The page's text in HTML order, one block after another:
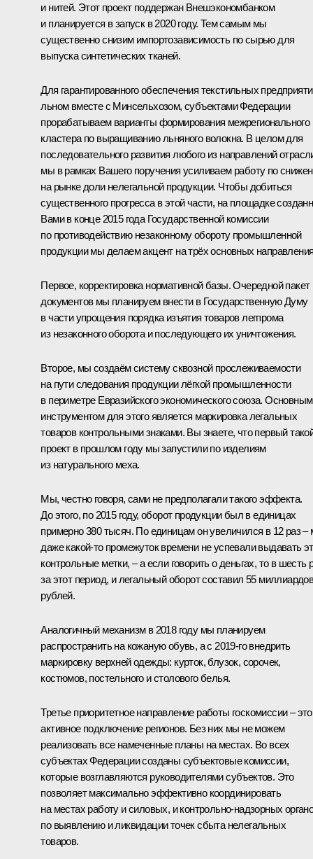
и нитей. Этот проект поддержан Внешэкономбанком
и планируется в запуск в 2020 году. Тем самым мы
существенно снизим импортозависимость по сырью для
выпуска синтетических тканей.
Для гарантированного обеспечения текстильных
льном вместе с Минсельхозом, субъектами Федерации
прорабатываем варианты формирования межрегионального
кластера по выращиванию льняного волокна. В целом для
последовательного развития любого из направлений
мы в рамках Вашего поручения усиливаем работу по
на рынке доли нелегальной продукции. Чтобы добиться
существенного прогресса в этой части, на площадке
Вами в конце 2015 года Государственной комиссии
по противодействию незаконному обороту промышленной
продукции мы делаем акцент на трёх основных
Первое, корректировка нормативной базы. Очередной пакет
документов мы планируем внести в Государственную Думу
в части упрощения порядка изъятия товаров легпрома
из незаконного оборота и последующего их уничтожения.
Второе, мы создаём систему сквозной прослеживаемости
на пути следования продукции лёгкой промышленности
в периметре Евразийского экономического союза. Основным
инструментом для этого является маркировка легальных
товаров контрольными знаками. Вы знаете, что первый
проект в прошлом году мы запустили по изделиям
из натурального меха.
Мы, честно говоря, сами не предполагали такого эффекта.
До этого, по 2015 году, оборот продукции был в единицах
примерно 380 тысяч. По единицам он увеличился в 12 раз –
даже какой‑то промежуток времени не успевали выдавать
контрольные метки, – а если говорить о деньгах, то в шесть
за этот период, и легальный оборот составил 55
рублей.
Аналогичный механизм в 2018 году мы планируем
распространить на кожаную обувь, а с 2019‑го внедрить
маркировку верхней одежды: курток, блузок, сорочек,
костюмов, постельного и столового белья.
Третье приоритетное направление работы госкомиссии – это
активное подключение регионов. Без них мы не можем
реализовать все намеченные планы на местах. Во всех
субъектах Федерации созданы субъектовые комиссии,
которые возглавляются руководителями субъектов. Это
позволяет максимально эффективно координировать
на местах работу и силовых, и контрольно-надзорных
по выявлению и ликвидации точек сбыта нелегальных
товаров.